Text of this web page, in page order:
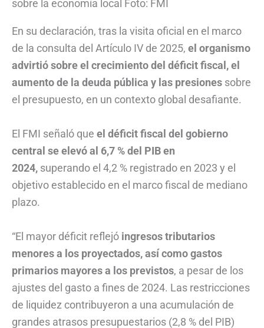
sobre la economía local Foto: FMI
En su declaración, tras la visita oficial en el marco
de la consulta del Artículo IV de 2025, el organismo
advirtió sobre el crecimiento del déficit fiscal, el
aumento de la deuda pública y las presiones sobre
el presupuesto, en un contexto global desafiante.
El FMI señaló que el déficit fiscal del gobierno
central se elevó al 6,7 % del PIB en
2024, superando el 4,2 % registrado en 2023 y el
objetivo establecido en el marco fiscal de mediano
plazo.
“El mayor déficit reflejó ingresos tributarios
menores a los proyectados, así como gastos
primarios mayores a los previstos, a pesar de los
ajustes del gasto a fines de 2024. Las restricciones
de liquidez contribuyeron a una acumulación de
grandes atrasos presupuestarios (2,8 % del PIB)